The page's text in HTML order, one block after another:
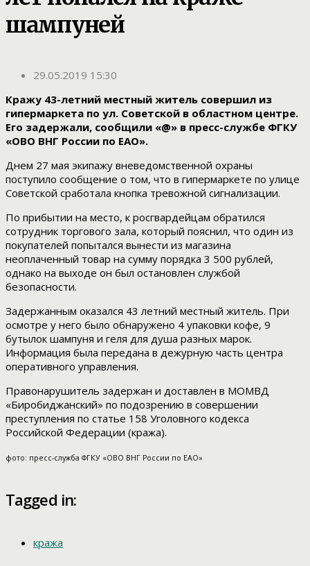
шампуней
29.05.2019 15:30
Кражу 43-летний местный житель совершил из
гипермаркета по ул. Советской в областном центре.
Его задержали, сообщили «@» в пресс-службе ФГКУ
«ОВО ВНГ России по ЕАО».
Днем 27 мая экипажу вневедомственной охраны
поступило сообщение о том, что в гипермаркете по улице
Советской сработала кнопка тревожной сигнализации.
По прибытии на место, к росгвардейцам обратился
сотрудник торгового зала, который пояснил, что один из
покупателей попытался вынести из магазина
неоплаченный товар на сумму порядка 3 500 рублей,
однако на выходе он был остановлен службой
безопасности.
Задержанным оказался 43 летний местный житель. При
осмотре у него было обнаружено 4 упаковки кофе, 9
бутылок шампуня и геля для душа разных марок.
Информация была передана в дежурную часть центра
оперативного управления.
Правонарушитель задержан и доставлен в МОМВД
«Биробиджанский» по подозрению в совершении
преступления по статье 158 Уголовного кодекса
Российской Федерации (кража).
фото: пресс-служба ФГКУ «ОВО ВНГ России по ЕАО»
Tagged in:
кража